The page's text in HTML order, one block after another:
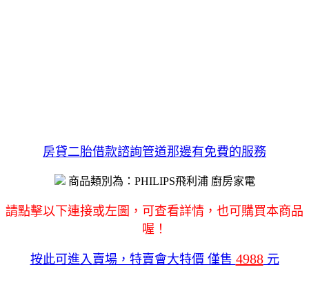
房貸二胎借款諮詢管道那邊有免費的服務
商品類別為：PHILIPS飛利浦 廚房家電
請點擊以下連接或左圖，可查看詳情，也可購買本商品
喔！
按此可進入賣場，特賣會大特價 僅售 4988元